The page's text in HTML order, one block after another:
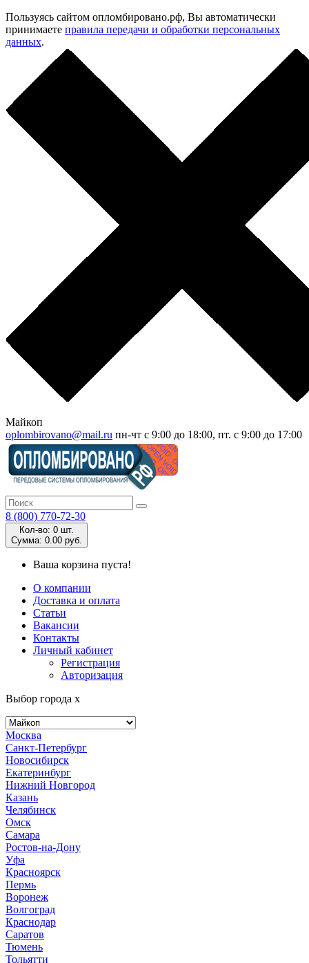
Пользуясь сайтом опломбировано.рф, Вы автоматически
принимаете правила передачи и обработки персональных
данных.
Майкоп
oplombirovano@mail.ru пн-чт с 9:00 до 18:00, пт. с 9:00 до 17:00
8 (800) 770-72-30
Кол-во: 0 шт.
Cумма: 0.00 руб.
Ваша корзина пуста!
О компании
Доставка и оплата
Статьи
Вакансии
Контакты
Личный кабинет
Регистрация
Авторизация
Выбор города x
Москва
Санкт-Петербург
Новосибирск
Екатеринбург
Нижний Новгород
Казань
Челябинск
Омск
Самара
Ростов-на-Дону
Уфа
Красноярск
Пермь
Воронеж
Волгоград
Краснодар
Саратов
Тюмень
Тольятти